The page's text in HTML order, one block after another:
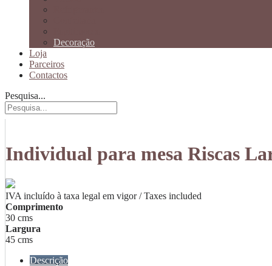
Decoração
Loja
Parceiros
Contactos
Pesquisa...
Individual para mesa Riscas
IVA incluído à taxa legal em vigor / Taxes included
Comprimento
30 cms
Largura
45 cms
Descrição